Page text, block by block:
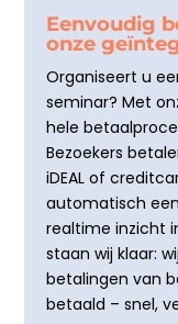
Eenvoudig
onze
Organiseert u
seminar? Met
hele
Bezoekers
iDEAL of
automatisch
realtime inzicht
staan wij klaar:
betalingen van
betaald – snel,